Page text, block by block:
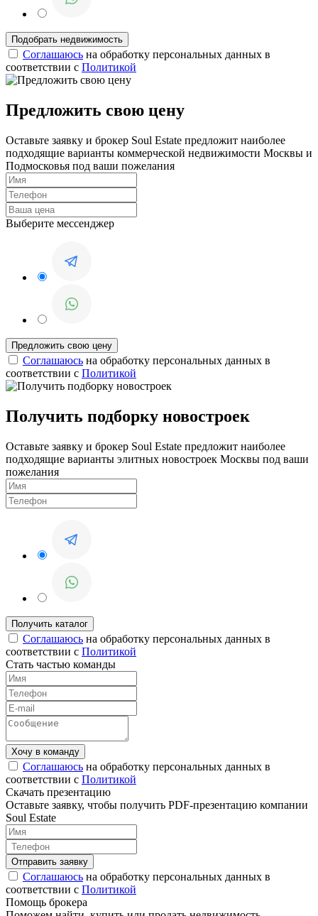
Соглашаюсь на обработку персональных данных в
соответствии с Политикой
Предложить свою цену
Оставьте заявку и брокер Soul Estate предложит наиболее
подходящие варианты коммерческой недвижимости Москвы и
Подмосковья под ваши пожелания
Выберите мессенджер
Соглашаюсь на обработку персональных данных в
соответствии с Политикой
Получить подборку новостроек
Оставьте заявку и брокер Soul Estate предложит наиболее
подходящие варианты элитных новостроек Москвы под ваши
пожелания
Соглашаюсь на обработку персональных данных в
соответствии с Политикой
Стать частью команды
Соглашаюсь на обработку персональных данных в
соответствии с Политикой
Скачать презентацию
Оставьте заявку, чтобы получить PDF-презентацию компании
Soul Estate
Соглашаюсь на обработку персональных данных в
соответствии с Политикой
Помощь брокера